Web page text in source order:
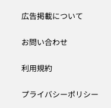
広告掲載について
お問い合わせ
利用規約
プライバシーポリシー